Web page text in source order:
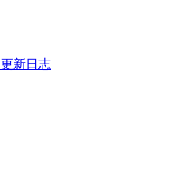
更新日志